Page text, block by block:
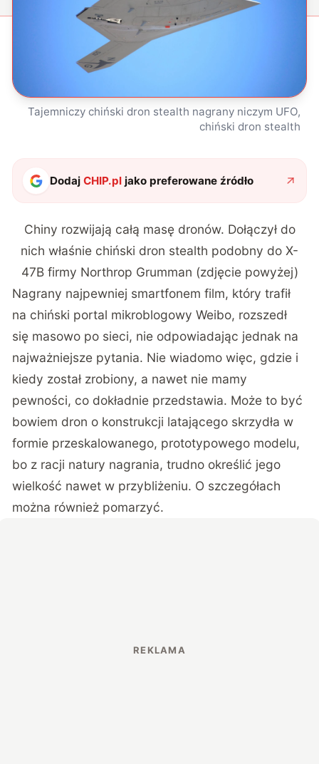
Tajemniczy chiński dron stealth nagrany niczym UFO,
chiński dron stealth
DodajCHIP.pl jako preferowane źródło
Chiny rozwijają całą masę dronów. Dołączył do
nich właśnie chiński dron stealth podobny do X-
47B firmy Northrop Grumman (zdjęcie powyżej)
Nagrany najpewniej smartfonem film, który trafił
na chiński portal mikroblogowy Weibo, rozszedł
się masowo po sieci, nie odpowiadając jednak na
najważniejsze pytania. Nie wiadomo więc, gdzie i
kiedy został zrobiony, a nawet nie mamy
pewności, co dokładnie przedstawia. Może to być
bowiem dron o konstrukcji latającego skrzydła w
formie przeskalowanego, prototypowego modelu,
bo z racji natury nagrania, trudno określić jego
wielkość nawet w przybliżeniu. O szczegółach
można również pomarzyć.